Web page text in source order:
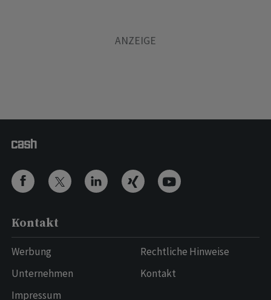
Kontakt
Werbung
Unternehmen
Impressum
Rechtliche Hinweise
Kontakt